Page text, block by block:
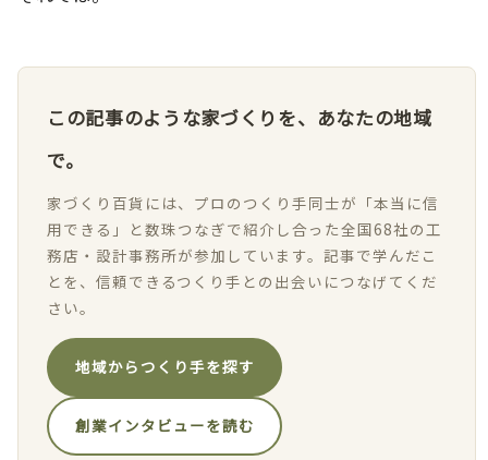
この記事のような家づくりを、あなたの地域
で。
家づくり百貨には、プロのつくり手同士が「本当に信
用できる」と数珠つなぎで紹介し合った全国68社の工
務店・設計事務所が参加しています。記事で学んだこ
とを、信頼できるつくり手との出会いにつなげてくだ
さい。
地域からつくり手を探す
創業インタビューを読む